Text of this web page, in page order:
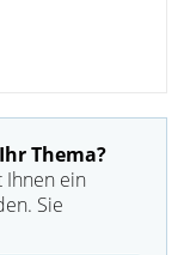
Thema?
Ihnen ein
Sie